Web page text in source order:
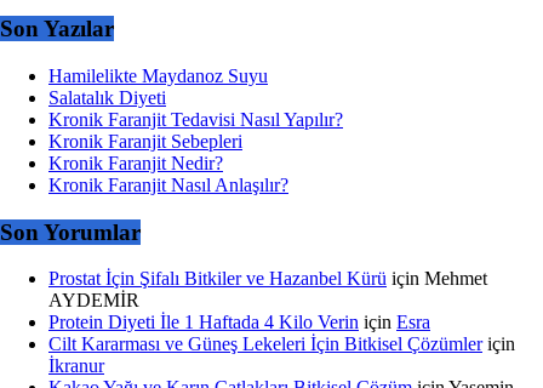
Son Yazılar
Hamilelikte Maydanoz Suyu
Salatalık Diyeti
Kronik Faranjit Tedavisi Nasıl Yapılır?
Kronik Faranjit Sebepleri
Kronik Faranjit Nedir?
Kronik Faranjit Nasıl Anlaşılır?
Son Yorumlar
Prostat İçin Şifalı Bitkiler ve Hazanbel Kürü için Mehmet
AYDEMİR
Protein Diyeti İle 1 Haftada 4 Kilo Verin için Esra
Cilt Kararması ve Güneş Lekeleri İçin Bitkisel Çözümleriçin
İkranur